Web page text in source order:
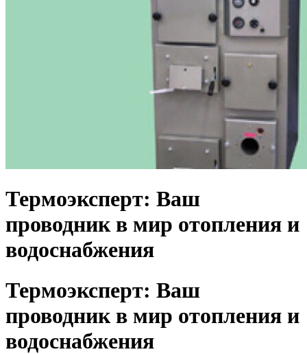
Термоэксперт: Ваш
проводник в мир отопления и
водоснабжения
Термоэксперт: Ваш
проводник в мир отопления и
водоснабжения